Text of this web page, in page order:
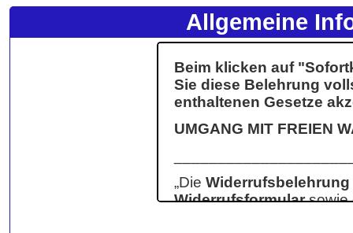
Allgemeine